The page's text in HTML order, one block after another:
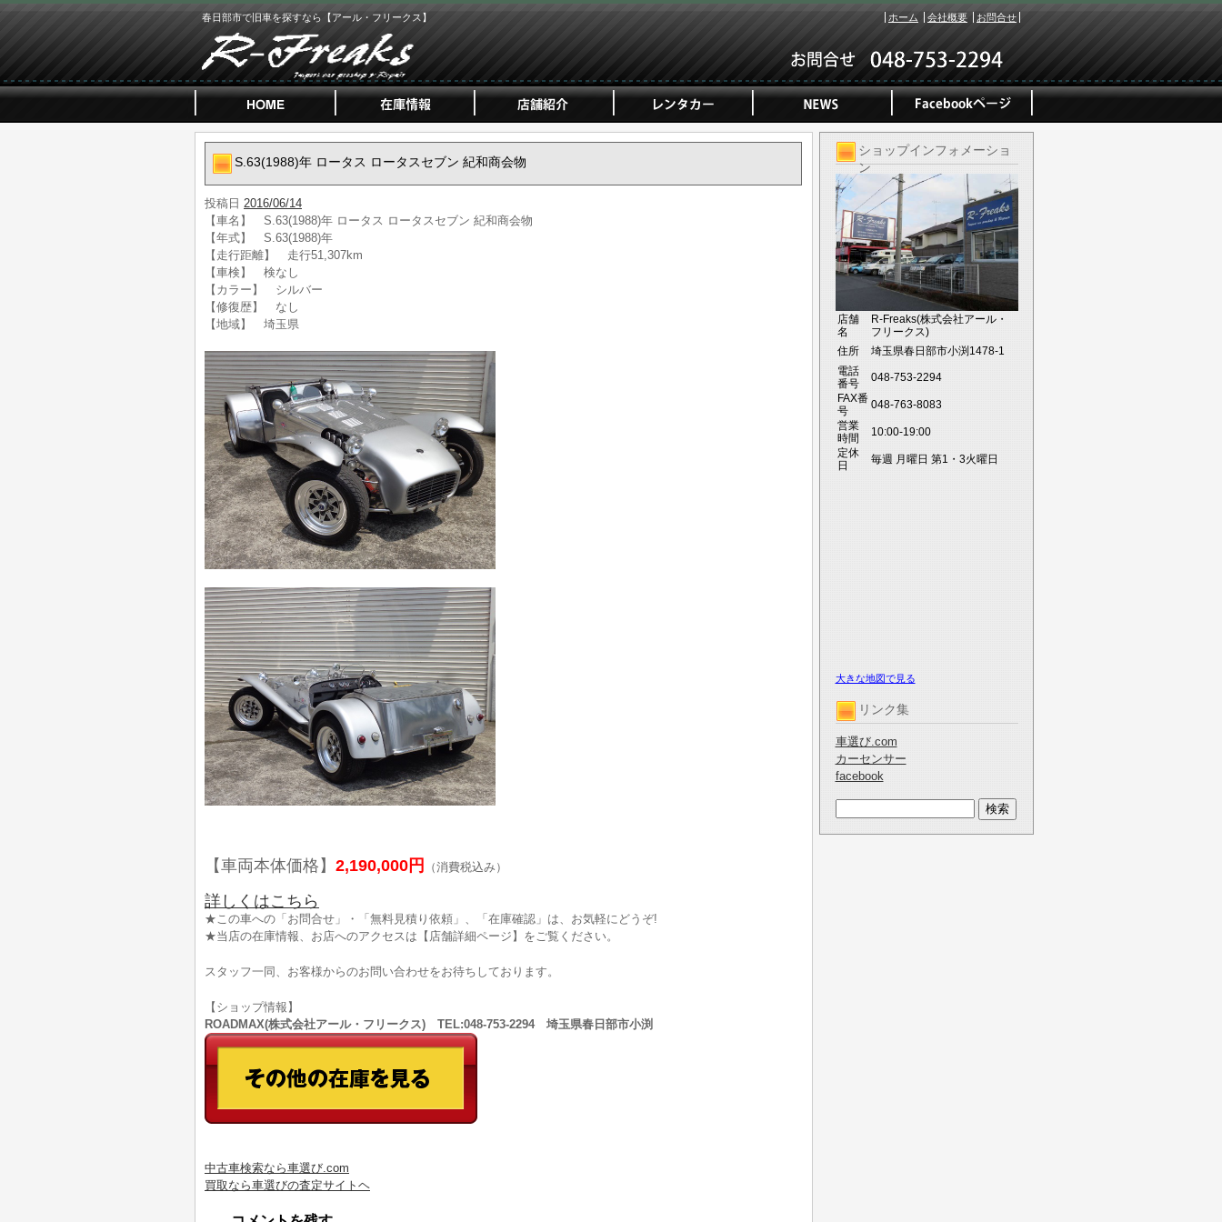
春日部市で旧車を探すなら【アール・フリークス】 ホーム 会社概要 お問合せ
ショップインフォメーショ
ン
店舗
名
R-Freaks(株式会社アール・
フリークス)
住所
埼玉県春日部市小渕1478-1
電話
番号
048-753-2294
FAX番
号
048-763-8083
営業
時間
10:00-19:00
定休
日
毎週 月曜日 第1・3火曜日
大きな地図で見る
リンク集
車選び.com
カーセンサー
facebook
S.63(1988)年 ロータス ロータスセブン 紀和商会物
投稿日 2016/06/14
【車名】 S.63(1988)年 ロータス ロータスセブン 紀和商会物
【年式】 S.63(1988)年
【走行距離】 走行51,307km
【車検】 検なし
【カラー】 シルバー
【修復歴】 なし
【地域】 埼玉県
【車両本体価格】 2,190,000円 （消費税込み）
詳しくはこちら
★この車への「お問合せ」・「無料見積り依頼」、「在庫確認」は、お気軽にどうぞ!
★当店の在庫情報、お店へのアクセスは【店舗詳細ページ】をご覧ください。
スタッフ一同、お客様からのお問い合わせをお待ちしております。
【ショップ情報】
ROADMAX(株式会社アール・フリークス) TEL:048-753-2294 埼玉県春日部市小渕
中古車検索なら車選び.com
買取なら車選びの査定サイトヘ